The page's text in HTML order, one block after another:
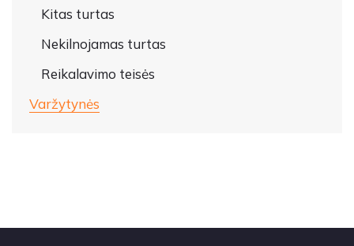
Kitas turtas
Nekilnojamas turtas
Reikalavimo teisės
Varžytynės